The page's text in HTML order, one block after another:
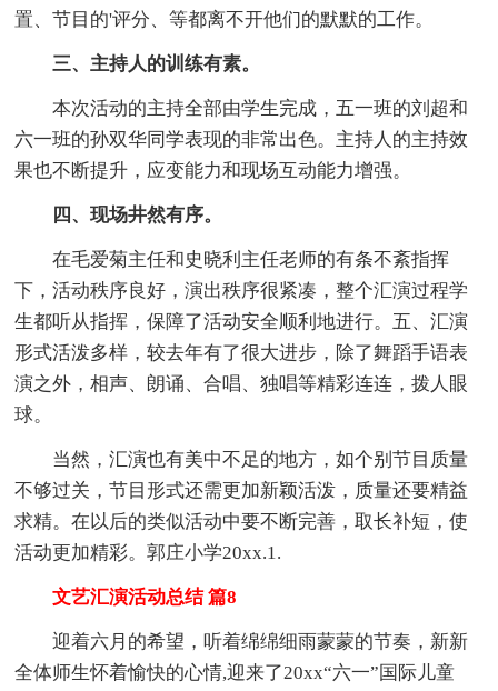
置、节目的'评分、等都离不开他们的默默的工作。
三、主持人的训练有素。
本次活动的主持全部由学生完成，五一班的刘超和
六一班的孙双华同学表现的非常出色。主持人的主持效
果也不断提升，应变能力和现场互动能力增强。
四、现场井然有序。
在毛爱菊主任和史晓利主任老师的有条不紊指挥
下，活动秩序良好，演出秩序很紧凑，整个汇演过程学
生都听从指挥，保障了活动安全顺利地进行。五、汇演
形式活泼多样，较去年有了很大进步，除了舞蹈手语表
演之外，相声、朗诵、合唱、独唱等精彩连连，拨人眼
球。
当然，汇演也有美中不足的地方，如个别节目质量
不够过关，节目形式还需更加新颖活泼，质量还要精益
求精。在以后的类似活动中要不断完善，取长补短，使
活动更加精彩。郭庄小学20xx.1.
文艺汇演活动总结 篇8
迎着六月的希望，听着绵绵细雨蒙蒙的节奏，新新
全体师生怀着愉快的心情,迎来了20xx“六一”国际儿童